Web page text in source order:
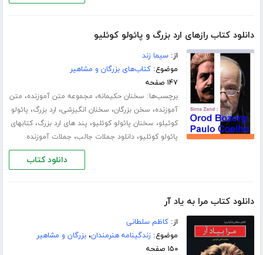
دانلود کتاب رازهای ارد بزرگ و پائولو کوئلیو
از:سیما زند
موضوع:کتاب‌های بزرگان و مشاهیر
۱۴۷ صفحه
برچسب‌ها: سخنان حکیمانه، مجموعه متن آموزنده، متن
آموزنده، سخن بزرگان، سخنان انگیزشی، ارد بزرگ، پائولو
کوئیلو، سخنان پائولو کوئلیو، پند های ارد بزرگ،کتابهای
پائولو کوئلیو،دانلود جملات جالب، جملات آموزنده
دانلود کتاب
دانلود کتاب مرا به یاد آر
از:کاظم سلطانی
موضوع:زندگینامه هنرمندان،بزرگان و مشاهیر
۱۵۰ صفحه